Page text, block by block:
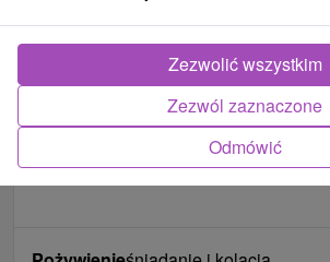
Zdjęcia od klientów+16
Odmówić
Zezwól zaznaczone
Zezwolić wszystkim